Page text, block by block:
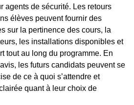
agents de sécurité. Les retours
élèves peuvent fournir des
sur la pertinence des cours, la
les installations disponibles et
tout au long du programme. En
les futurs candidats peuvent se
de ce à quoi s’attendre et
quant à leur choix de